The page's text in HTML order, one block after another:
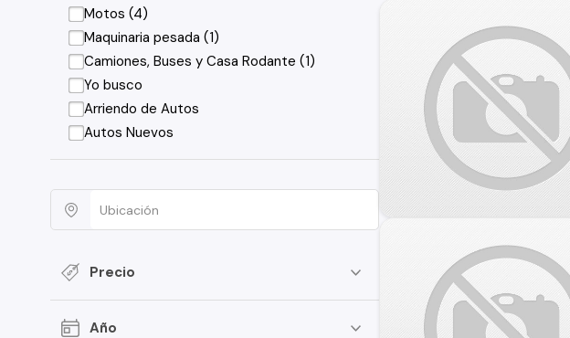
Motos (4)
Maquinaria pesada (1)
Camiones, Buses y Casa Rodante (1)
Yo busco
Arriendo de Autos
Autos Nuevos
Precio
Año